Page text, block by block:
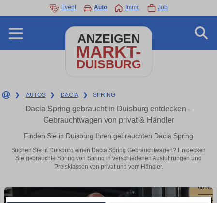
Event Auto Immo Job
ANZEIGEN
MARKT-
DUISBURG
❯ AUTOS ❯ DACIA ❯ SPRING
Dacia Spring gebraucht in Duisburg entdecken –
Gebrauchtwagen von privat & Händler
Finden Sie in Duisburg Ihren gebrauchten Dacia Spring
Suchen Sie in Duisburg einen Dacia Spring Gebrauchtwagen? Entdecken
Sie gebrauchte Spring von Spring in verschiedenen Ausführungen und
Preisklassen von privat und vom Händler.